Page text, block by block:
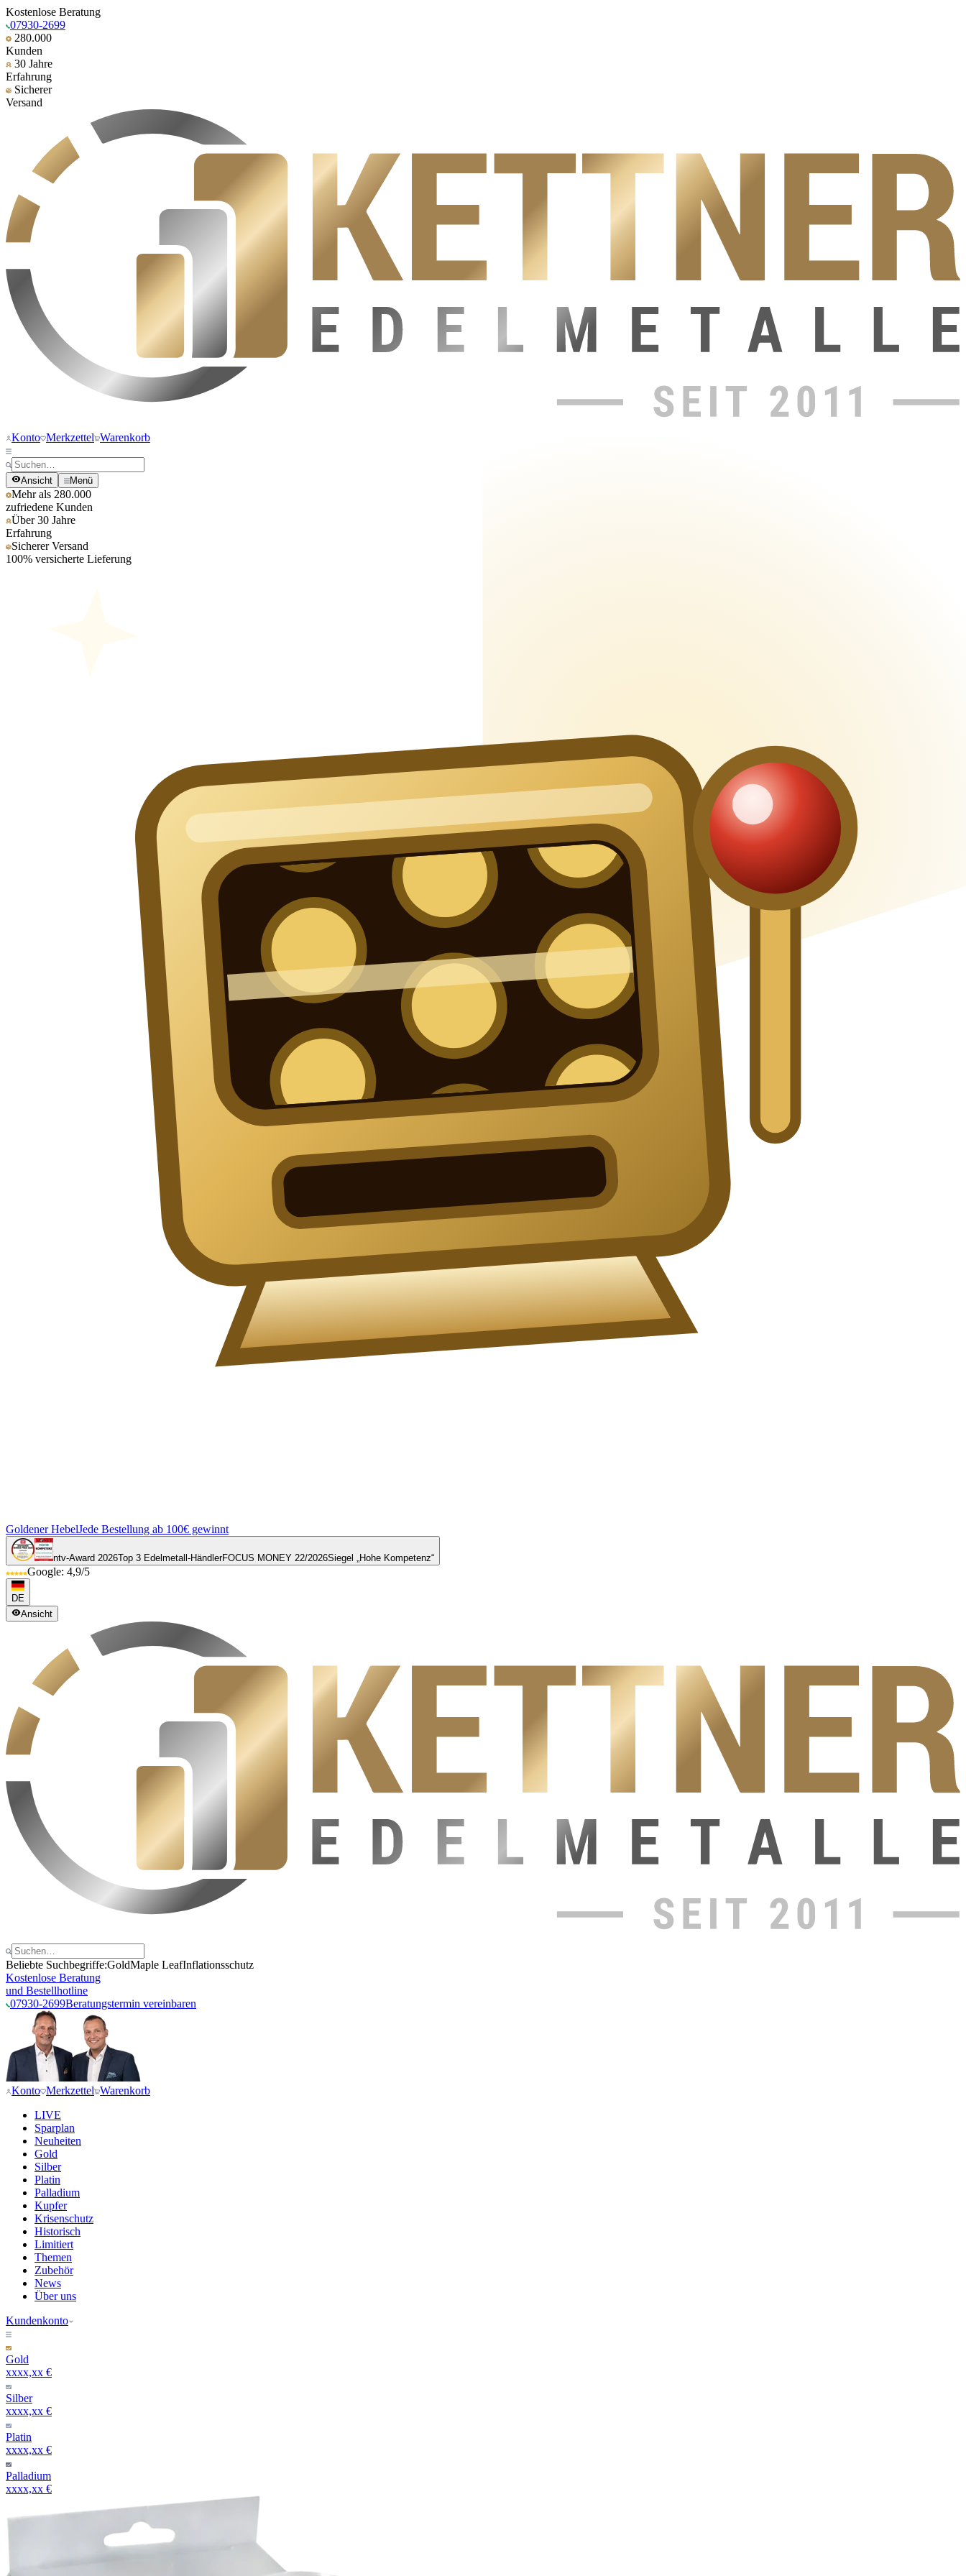
Kostenlose Beratung
07930-2699
280.000
Kunden
30 Jahre
Erfahrung
Sicherer
Versand
Konto Merkzettel Warenkorb
Ansicht Menü
Mehr als 280.000
zufriedene Kunden
Über 30 Jahre
Erfahrung
Sicherer Versand
100% versicherte Lieferung
Goldener HebelJede Bestellung ab 100€ gewinnt
ntv-Award 2026Top 3 Edelmetall-HändlerFOCUS MONEY 22/2026Siegel „Hohe Kompetenz“
Google: 4,9/5
DE
Ansicht
Beliebte Suchbegriffe:GoldMaple LeafInflationsschutz
Kostenlose Beratung
und Bestellhotline
07930-2699Beratungstermin vereinbaren
Konto Merkzettel Warenkorb
LIVE
Sparplan
Neuheiten
Gold
Silber
Platin
Palladium
Kupfer
Krisenschutz
Historisch
Limitiert
Themen
Zubehör
News
Über uns
Kundenkonto
Gold
xxxx,xx €
Silber
xxxx,xx €
Platin
xxxx,xx €
Palladium
xxxx,xx €